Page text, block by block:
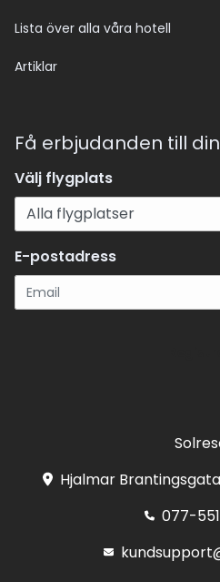
Lista över alla våra hotell
Artiklar
Få erbjudanden till
Välj flygplats
E-postadress
Hjalmar
077-